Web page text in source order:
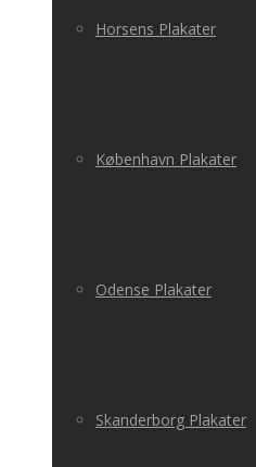
Horsens Plakater
København Plakater
Odense Plakater
Skanderborg Plakater